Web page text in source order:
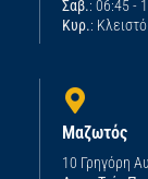
Σαβ.: 06:45 -
Κυρ.: Κλειστό
Μαζωτός
10 Γρηγόρη